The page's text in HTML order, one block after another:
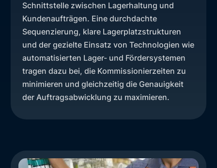
Schnittstelle zwischen Lagerhaltung und
Kundenaufträgen. Eine durchdachte
Sequenzierung, klare Lagerplatzstrukturen
und der gezielte Einsatz von Technologien wie
automatisierten Lager- und Fördersystemen
tragen dazu bei, die Kommissionierzeiten zu
minimieren und gleichzeitig die Genauigkeit
der Auftragsabwicklung zu maximieren.